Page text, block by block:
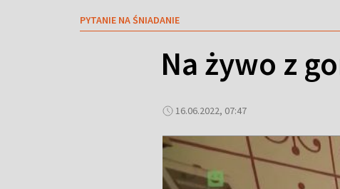
PYTANIE NA ŚNIADANIE
Na żywo z
16.06.2022, 07:47